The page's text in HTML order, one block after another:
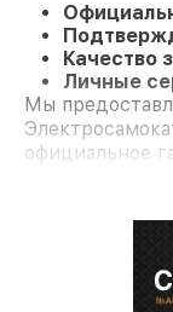
Качество
Личные
Мы
официальное